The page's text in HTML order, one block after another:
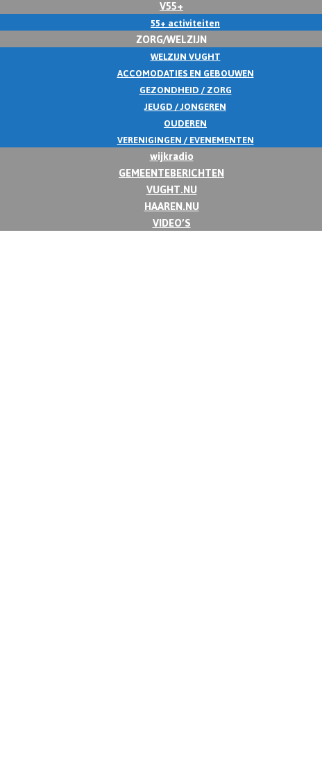
V55+
55+ activiteiten
ZORG/WELZIJN
WELZIJN VUGHT
ACCOMODATIES EN GEBOUWEN
GEZONDHEID / ZORG
JEUGD / JONGEREN
OUDEREN
VERENIGINGEN / EVENEMENTEN
wijkradio
GEMEENTEBERICHTEN
VUGHT.NU
HAAREN.NU
VIDEO’S